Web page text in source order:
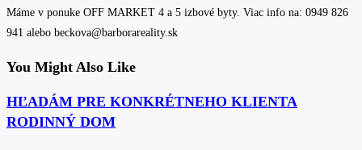
Máme v ponuke OFF MARKET 4 a 5 izbové byty. Viac info na: 0949 826
941 alebo beckova@barborareality.sk
You Might Also Like
HĽADÁM PRE KONKRÉTNEHO KLIENTA
RODINNÝ DOM